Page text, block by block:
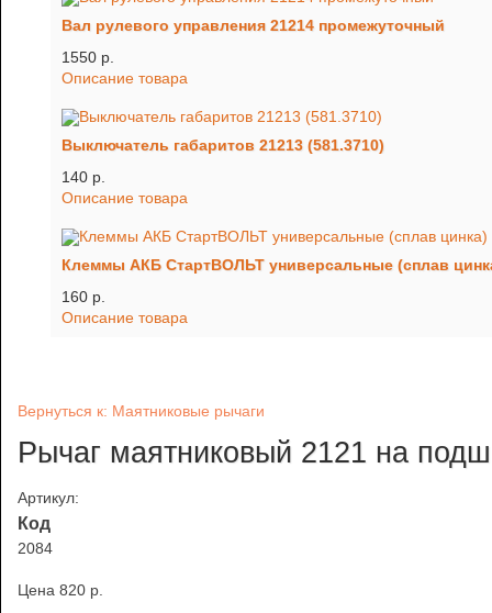
Вал рулевого управления 21214 промежуточный
1550 p.
Описание товара
Выключатель габаритов 21213 (581.3710)
140 p.
Описание товара
Клеммы АКБ СтартВОЛЬТ универсальные (сплав
160 p.
Описание товара
Вернуться к: Маятниковые рычаги
Рычаг маятниковый 2121 на
Артикул:
Код
2084
Цена 820 p.